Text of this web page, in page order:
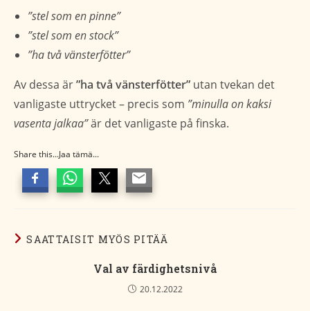
”stel som en pinne”
”stel som en stock”
”ha två vänsterfötter”
Av dessa är”ha två vänsterfötter” utan tvekan det
vanligaste uttrycket – precis som ”minulla on kaksi
vasenta jalkaa”är det vanligaste på finska.
Share this...Jaa tämä...
SAATTAISIT MYÖS PITÄÄ
Val av färdighetsnivå
20.12.2022